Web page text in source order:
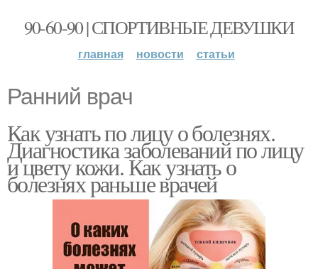
90-60-90 | СПОРТИВНЫЕ ДЕВУШКИ
главная новости статьи
Ранний врач
Как узнать по лицу о болезнях.
Диагностика заболеваний по лицу
и цвету кожи. Как узнать о
болезнях раньше врачей